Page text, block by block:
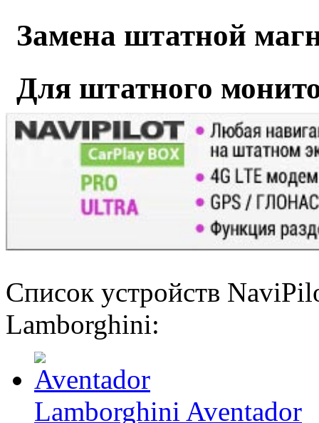
Замена штатной
Для штатного
Список устройств
Lamborghini:
Lamborghini Aventador